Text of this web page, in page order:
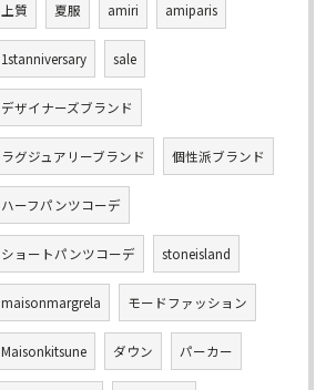
上質 夏服 amiri amiparis
1stanniversary sale
デザイナーズブランド
ラグジュアリーブランド 個性派ブランド
ハーフパンツコーデ
ショートパンツコーデ stoneisland
maisonmargrela モードファッション
Maisonkitsune ダウン パーカー